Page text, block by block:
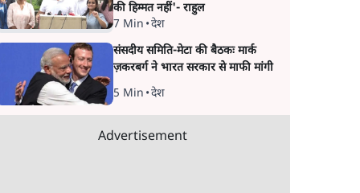
की हिम्मत नहीं'- राहुल
7 Min •देश
संसदीय समिति-मेटा की बैठकः मार्क
ज़करबर्ग ने भारत सरकार से माफी मांगी
5 Min •देश
Advertisement